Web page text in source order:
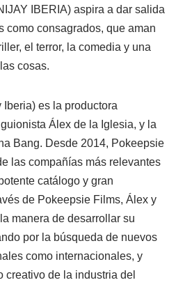
IBERIA) aspira a dar salida
como consagrados, que aman
el terror, la comedia y una
cosas.
es la productora
Álex de la Iglesia, y la
Bang. Desde 2014, Pokeepsie
las compañías más relevantes
catálogo y gran
de Pokeepsie Films, Álex y
manera de desarrollar su
por la búsqueda de nuevos
como internacionales, y
creativo de la industria del